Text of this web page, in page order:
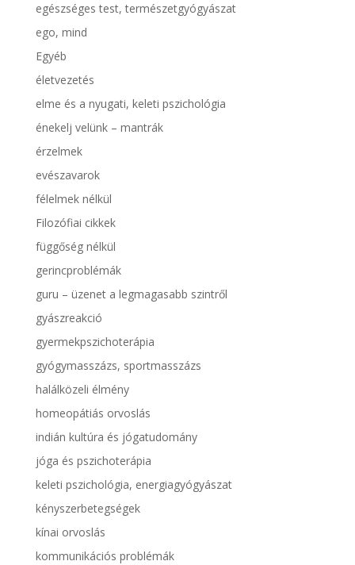
egészséges test, természetgyógyászat
ego, mind
Egyéb
életvezetés
elme és a nyugati, keleti pszichológia
énekelj velünk – mantrák
érzelmek
evészavarok
félelmek nélkül
Filozófiai cikkek
függőség nélkül
gerincproblémák
guru – üzenet a legmagasabb szintről
gyászreakció
gyermekpszichoterápia
gyógymasszázs, sportmasszázs
halálközeli élmény
homeopátiás orvoslás
indián kultúra és jógatudomány
jóga és pszichoterápia
keleti pszichológia, energiagyógyászat
kényszerbetegségek
kínai orvoslás
kommunikációs problémák